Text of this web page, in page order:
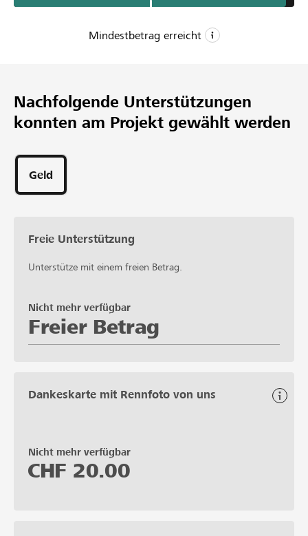
Mindestbetrag erreicht
CHF 3’985
Wunschbetrag
Unterstützungen
Nachfolgende Unterstützungen
konnten am Projekt gewählt werden
Geld
Freie Unterstützung
Unterstütze mit einem freien Betrag.
Freier Betrag
Nicht mehr verfügbar
Dankeskarte mit Rennfoto von uns
Nicht mehr verfügbar
CHF 20.00